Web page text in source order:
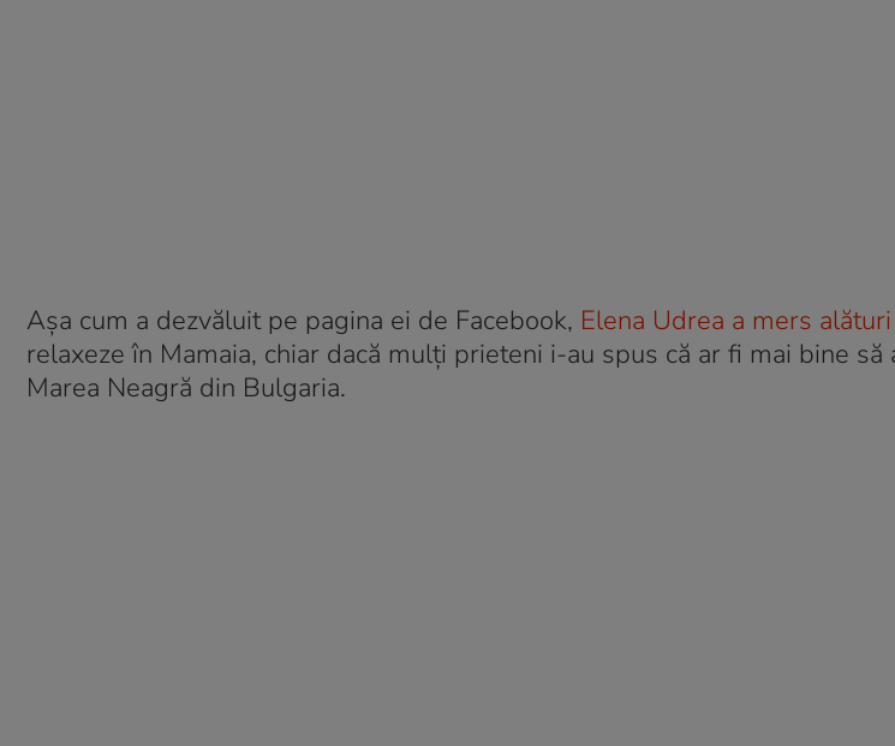
Așa cum a dezvăluit pe pagina ei de Facebook, Elena Udrea a mers
relaxeze în Mamaia, chiar dacă mulți prieteni i-au spus că ar fi mai bine
Marea Neagră din Bulgaria.